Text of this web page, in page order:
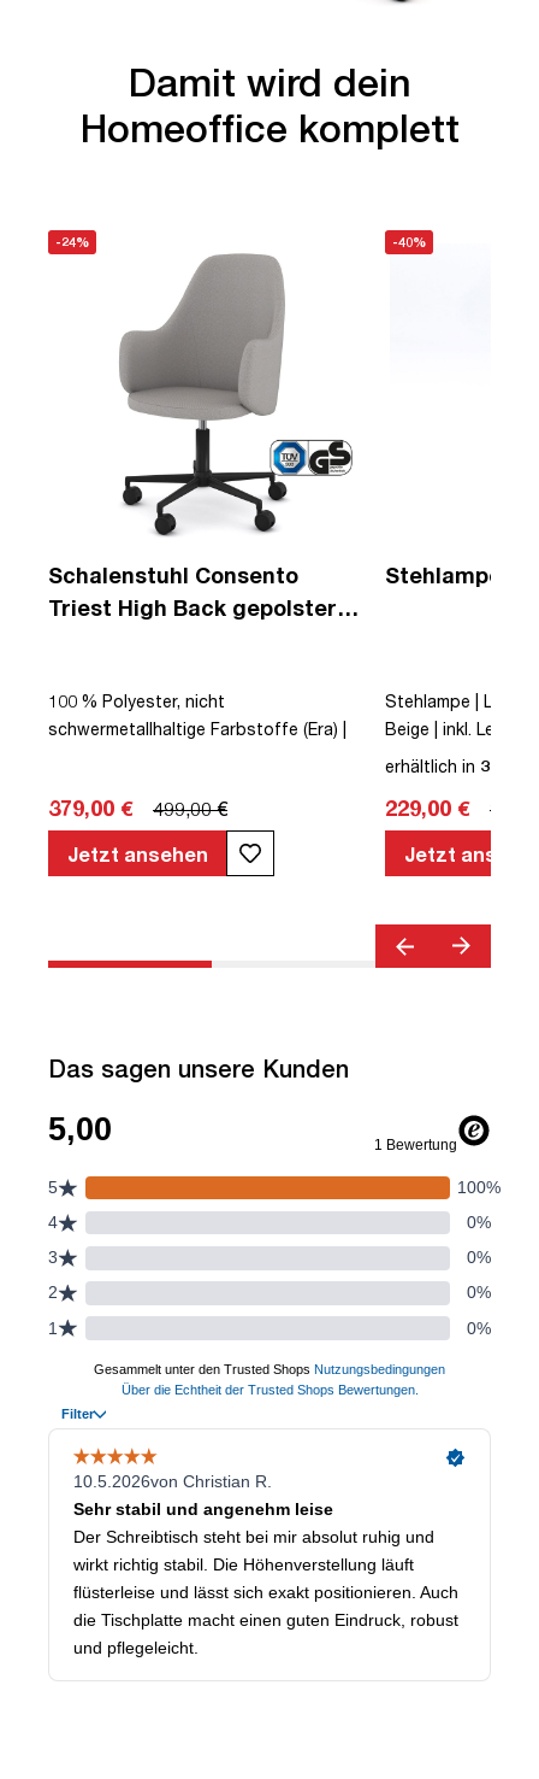
Damit wird dein
Homeoffice komplett
-24%
Schalenstuhl Consento
Triest High Back gepolstert
100 % Polyester, nicht
schwermetallhaltige Farbstoffe (Era) |
Wippfunktion | Textil | Beige | montiert |
TÜV© geprüfte Sicherheit | bis zu 110
kg | Triest
379,00 €
499,00 €
Jetzt ansehen
-40%
Stehlampe
Stehlampe | LED |
Beige | inkl.
erhältlich in 3
229,00 €
Jetzt
Das sagen unsere Kunden